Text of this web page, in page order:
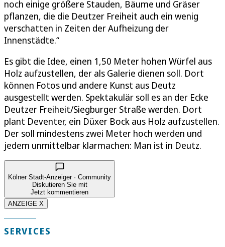
noch einige größere Stauden, Bäume und Gräser
pflanzen, die die Deutzer Freiheit auch ein wenig
verschatten in Zeiten der Aufheizung der
Innenstädte.“
Es gibt die Idee, einen 1,50 Meter hohen Würfel aus
Holz aufzustellen, der als Galerie dienen soll. Dort
können Fotos und andere Kunst aus Deutz
ausgestellt werden. Spektakulär soll es an der Ecke
Deutzer Freiheit/Siegburger Straße werden. Dort
plant Deventer, ein Düxer Bock aus Holz aufzustellen.
Der soll mindestens zwei Meter hoch werden und
jedem unmittelbar klarmachen: Man ist in Deutz.
Kölner Stadt-Anzeiger · Community
Diskutieren Sie mit
Jetzt kommentieren
ANZEIGE X
SERVICES